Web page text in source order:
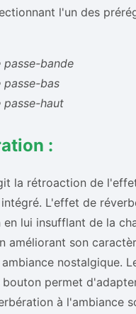
l'un des
bande
bas
haut
:
la rétroaction de
L'effet de
lui insufflant de la
améliorant son
nostalgique.
bouton permet
à l'ambiance